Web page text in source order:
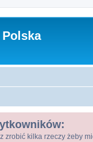
zrobić kilka rzeczy żeby